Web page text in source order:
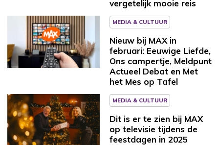
vergetelijk mooie reis
MEDIA & CULTUUR
Nieuw bij MAX in
februari: Eeuwige Liefde,
Ons campertje, Meldpunt
Actueel Debat en Met
het Mes op Tafel
MEDIA & CULTUUR
Dit is er te zien bij MAX
op televisie tijdens de
feestdagen in 2025